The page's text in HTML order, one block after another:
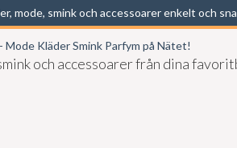
mode, smink och accessoarer enkelt och
och accessoarer från dina